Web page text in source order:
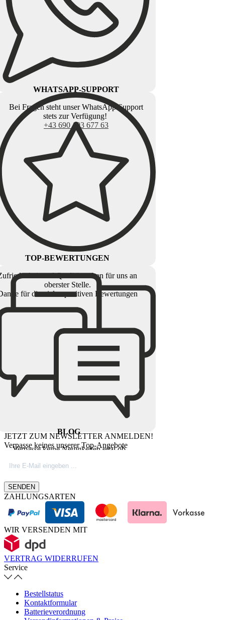
WHATSAPP-SUPPORT
Bei Fragen steht unser WhatsApp Support
stets zur Verfügung!
+43 690 103 677 63
TOP-BEWERTUNGEN
und Qualität stehen für uns an
oberster Stelle.
für die vielen positiven Bewertungen
BLOG
Verpasse keine Neuigkeiten egal ob
Firmeninfos. Besuche unseren Blog.
JETZT ZUM NEWSLETTER ANMELDEN!
Verpasse keines unserer Top-Angebote
SENDEN
ZAHLUNGSARTEN
WIR VERSENDEN MIT
VERTRAG WIDERRUFEN
Service
Bestellstatus
Kontaktformular
Batterieverordnung